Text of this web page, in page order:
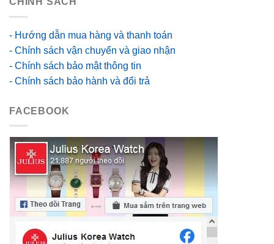
- Hướng dẫn mua hàng và thanh toán
- Chính sách vận chuyển và giao nhận
- Chính sách bảo mật thông tin
- Chính sách bảo hành và đổi trả
FACEBOOK